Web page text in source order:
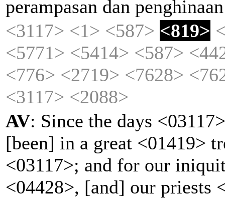
perampasan dan penghinaan
<3117> <1> <587> <819>
<5771> <5414> <587>
<776> <2719> <7628>
<3117> <2088>
AV: Since the days
[been] in a great <01419>
<03117>; and for our
<04428>, [and] our priests